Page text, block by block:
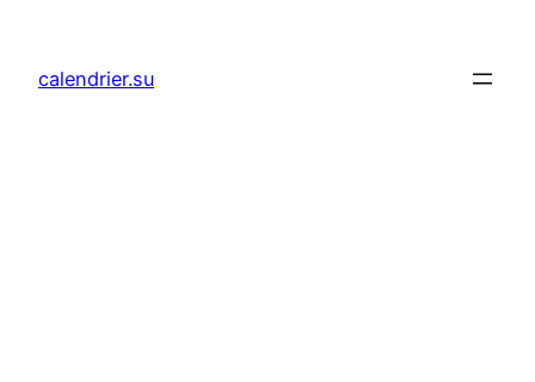
contenu
calendrier.su